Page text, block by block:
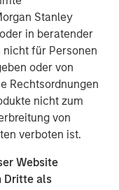
Stanley
in beratender
nicht für Personen
oder von
Rechtsordnungen
nicht zum
von
verboten ist.
Website
Dritte als
certify the
in the U.S. for
$135 billion of
for a total of
create stress
across the
quickly enough to